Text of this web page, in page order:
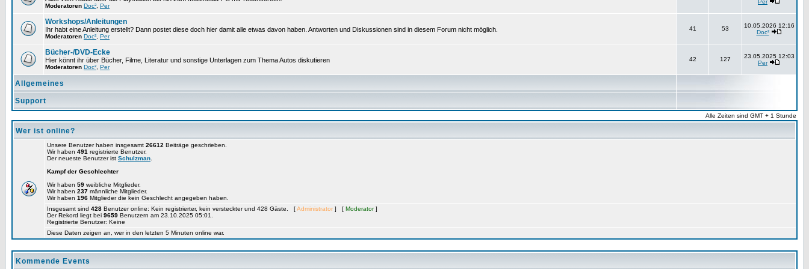
Moderatoren Doc² Per
Per
Workshops/Anleitungen
Ihr habt eine Anleitung erstellt? Dann postet diese doch hier damit alle etwas davon haben. Antworten und Diskussionen sind in diesem Forum nicht möglich.
Moderatoren Doc² Per
41 53
10.05.2026 12:16
Doc²
Bücher-/DVD-Ecke
Hier könnt ihr über Bücher, Filme, Literatur und sonstige Unterlagen zum Thema Autos diskutieren
Moderatoren Doc² Per
42 127
23.05.2025 12:03
Per
Allgemeines
Support
Alle Zeiten sind GMT + 1 Stunde
Wer ist online?
Unsere Benutzer haben insgesamt 26612 Beiträge geschrieben.
Wir haben 491 registrierte Benutzer.
Der neueste Benutzer ist Schulzman
Kampf der Geschlechter
Wir haben 59 weibliche Mitglieder.
Wir haben 237 männliche Mitglieder.
Wir haben 196 Mitglieder die kein Geschlecht angegeben haben.
Insgesamt sind 428 Benutzer online: Kein registrierter, kein versteckter und 428 Gäste. [Administrator ] [ Moderator]
Der Rekord liegt bei 9659 Benutzern am 23.10.2025 05:01.
Registrierte Benutzer: Keine
Diese Daten zeigen an, wer in den letzten 5 Minuten online war.
Kommende Events